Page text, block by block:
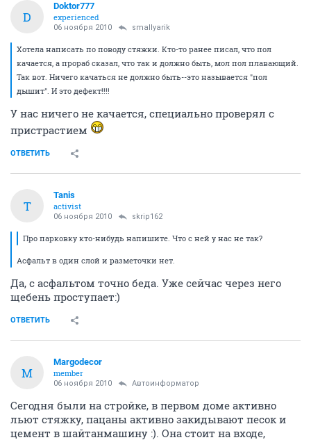
D
Doktor777
experienced
06 ноября 2010 smallyarik
Хотела написать по поводу стяжки. Кто-то ранее писал, что пол
качается, а прораб сказал, что так и должно быть, мол пол плавающий.
Так вот. Ничего качаться не должно быть--это называется "пол
дышит". И это дефект!!!!
У нас ничего не качается, специально проверял с
пристрастием
ОТВЕТИТЬ
T
Tanis
activist
06 ноября 2010 skrip162
Про парковку кто-нибудь напишите. Что с ней у нас не так?
Асфальт в один слой и разметочки нет.
Да, с асфальтом точно беда. Уже сейчас через него
щебень проступает:)
ОТВЕТИТЬ
M
Margodecor
member
06 ноября 2010 Автоинформатор
Сегодня были на стройке, в первом доме активно
льют стяжку, пацаны активно закидывают песок и
цемент в шайтанмашину :). Она стоит на входе,